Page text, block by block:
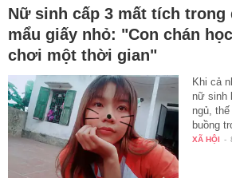
Nữ sinh cấp 3 mất tích trong
mẩu giấy nhỏ: "Con chán
chơi một thời gian"
Khi cả
nữ sinh
ngủ,
buồng
XÃ HỘI -